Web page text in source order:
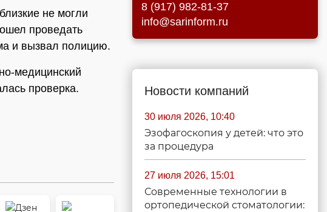
не могли
проведать
и вызвал полицию.
медицинский
проверка.
8 (917) 982-81-37
info@sarinform.ru
Новости компаний
30 июля 2026, 10:40
Эзофагоскопия у детей: что это
за процедура
27 июля 2026, 15:01
Современные технологии в
ортопедической стоматологии: